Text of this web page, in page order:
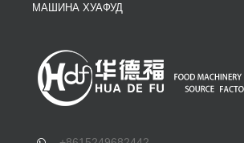
МАШИНА ХУАФУД